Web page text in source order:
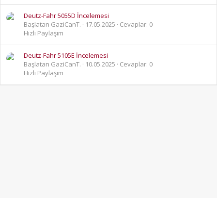
Deutz-Fahr 5055D İncelemesi
Başlatan GaziCanT.
17.05.2025
Cevaplar: 0
Hızlı Paylaşım
Deutz-Fahr 5105E İncelemesi
Başlatan GaziCanT.
10.05.2025
Cevaplar: 0
Hızlı Paylaşım